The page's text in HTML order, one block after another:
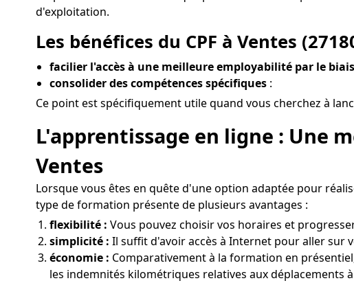
d'exploitation.
Les bénéfices du CPF à Ventes
facilier l'accès à une meilleure employabilité par le
consolider des compétences spécifiques :
Ce point est spécifiquement utile quand vous cherchez à
L'apprentissage en ligne : Une
Ventes
Lorsque vous êtes en quête d'une option adaptée pour
type de formation présente de plusieurs avantages :
flexibilité : Vous pouvez choisir vos horaires et
simplicité : Il suffit d'avoir accès à Internet pour aller sur
économie : Comparativement à la formation en
les indemnités kilométriques relatives aux déplacements